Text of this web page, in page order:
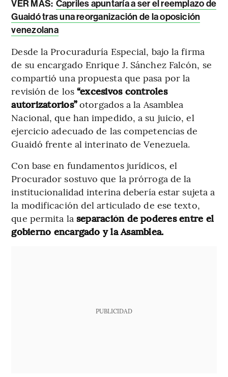
VER MÁS: Capriles apuntaría a ser el reemplazo de
Guaidó tras una reorganización de la oposición
venezolana
Desde la Procuraduría Especial, bajo la firma
de su encargado Enrique J. Sánchez Falcón, se
compartió una propuesta que pasa por la
revisión de los “excesivos controles
autorizatorios”otorgados a la Asamblea
Nacional, que han impedido, a su juicio, el
ejercicio adecuado de las competencias de
Guaidó frente al interinato de Venezuela.
Con base en fundamentos jurídicos, el
Procurador sostuvo que la prórroga de la
institucionalidad interina debería estar sujeta a
la modificación del articulado de ese texto,
que permita la separación de poderes entre el
gobierno encargado y la Asamblea.
PUBLICIDAD